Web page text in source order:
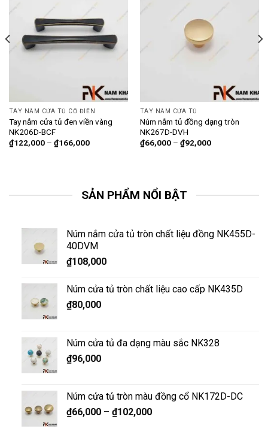
TAY NẮM CỬA TỦ CỔ ĐIỂN
Tay nắm cửa tủ đen viền vàng
NK206D-BCF
₫122,000– ₫166,000
TAY NẮM CỬA TỦ
Núm nắm tủ đồng dạng tròn
NK267D-DVH
₫66,000– ₫92,000
SẢN PHẨM NỔI BẬT
Núm nắm cửa tủ tròn chất liệu đồng NK455D-
40DVM
₫108,000
Núm cửa tủ tròn chất liệu cao cấp NK435D
₫80,000
Núm cửa tủ đa dạng màu sắc NK328
₫96,000
Núm cửa tủ tròn màu đồng cổ NK172D-DC
₫66,000– ₫102,000